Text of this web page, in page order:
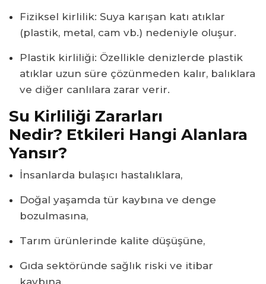
Fiziksel kirlilik: Suya karışan katı atıklar
(plastik, metal, cam vb.) nedeniyle oluşur.
Plastik kirliliği: Özellikle denizlerde plastik
atıklar uzun süre çözünmeden kalır, balıklara
ve diğer canlılara zarar verir.
Su Kirliliği Zararları
Nedir? Etkileri Hangi Alanlara
Yansır?
İnsanlarda bulaşıcı hastalıklara,
Doğal yaşamda tür kaybına ve denge
bozulmasına,
Tarım ürünlerinde kalite düşüşüne,
Gıda sektöründe sağlık riski ve itibar
kaybına,